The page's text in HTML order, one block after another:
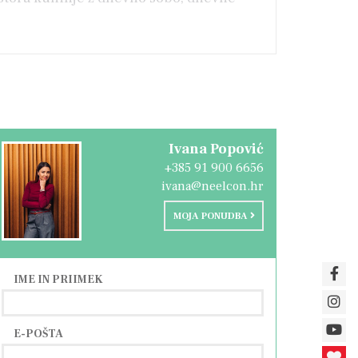
naravnega parka "Kamenjak", zaradi
Ivana Popović
+385 91 900 6656
ivana@neelcon.hr
MOJA PONUDBA
IME IN PRIIMEK
E-POŠTA